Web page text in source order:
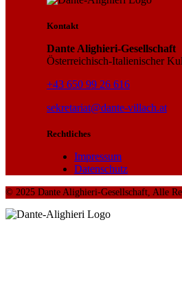
Kontakt
Dante Alighieri-Gesellschaft
Österreichisch-Italienischer
+43 650 99 26 616
sekretariat@dante-villach.at
Rechtliches
Impressum
Datenschutz
© 2025 Dante Alighieri-Gesellschaft, Alle